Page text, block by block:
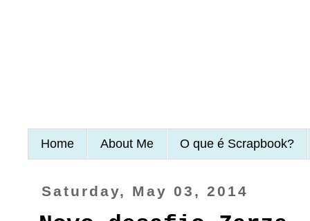
Home About Me O que é Scrapbook?
Saturday, May 03, 2014